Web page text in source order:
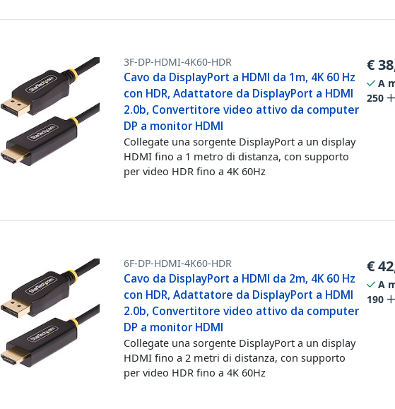
3F-DP-HDMI-4K60-HDR
Cavo da DisplayPort a HDMI da 1m, 4K 60 Hz
con HDR, Adattatore da DisplayPort a HDMI
2.0b, Convertitore video attivo da computer
DP a monitor HDMI
Collegate una sorgente DisplayPort a un display
HDMI fino a 1 metro di distanza, con supporto
per video HDR fino a 4K 60Hz
€
A
250
6F-DP-HDMI-4K60-HDR
Cavo da DisplayPort a HDMI da 2m, 4K 60 Hz
con HDR, Adattatore da DisplayPort a HDMI
2.0b, Convertitore video attivo da computer
DP a monitor HDMI
Collegate una sorgente DisplayPort a un display
HDMI fino a 2 metri di distanza, con supporto
per video HDR fino a 4K 60Hz
€
A
190